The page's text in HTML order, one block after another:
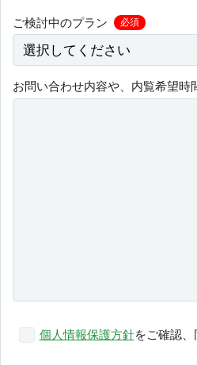
ご検討中のプラン 必須
お問い合わせ内容や、内覧希望時
個人情報保護方針をご確認